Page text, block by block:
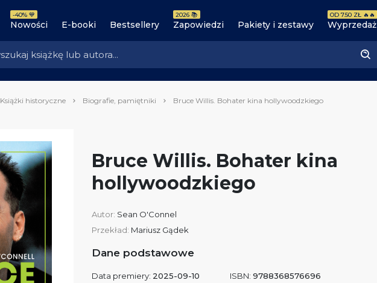
Nowości
-40% 💙
E-booki Bestsellery Zapowiedzi
2026 📚
Pakiety i zestawy Wyprzedaż
OD 7.50 ZŁ 🔥🔥
Książki historyczne Biografie, pamiętniki Bruce Willis. Bohater kina hollywoodzkiego
Bruce Willis. Bohater kina
hollywoodzkiego
Autor: Sean O'Connel
Przekład: Mariusz Gądek
Dane podstawowe
Data premiery: 2025-09-10
ISBN: 9788368576696